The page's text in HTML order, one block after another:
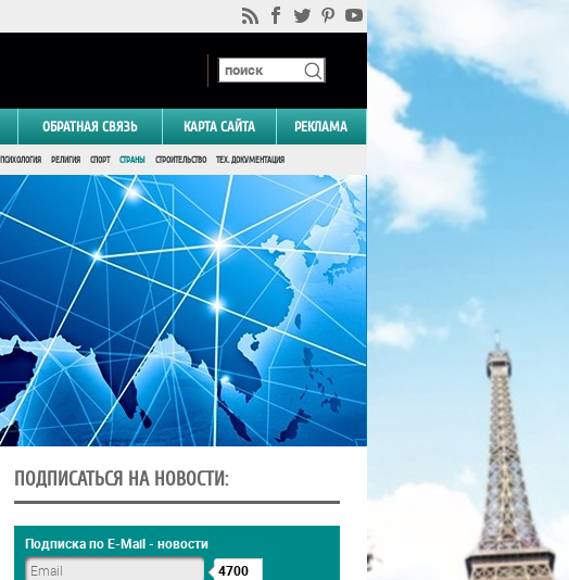
ОБРАТНАЯ СВЯЗЬ КАРТА САЙТА РЕКЛАМА
ПСИХОЛОГИЯ РЕЛИГИЯ СПОРТ СТРАНЫ СТРОИТЕЛЬСТВО ТЕХ. ДОКУМЕНТАЦИЯ
ПОДПИСАТЬСЯ НА НОВОСТИ:
Подписка по E-Mail - новости
4700